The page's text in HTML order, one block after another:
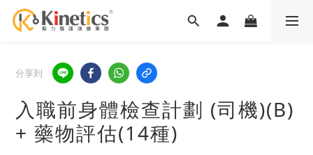
分享到
入職前身體檢查計劃 (司機)(B)
+ 藥物評估(14種)